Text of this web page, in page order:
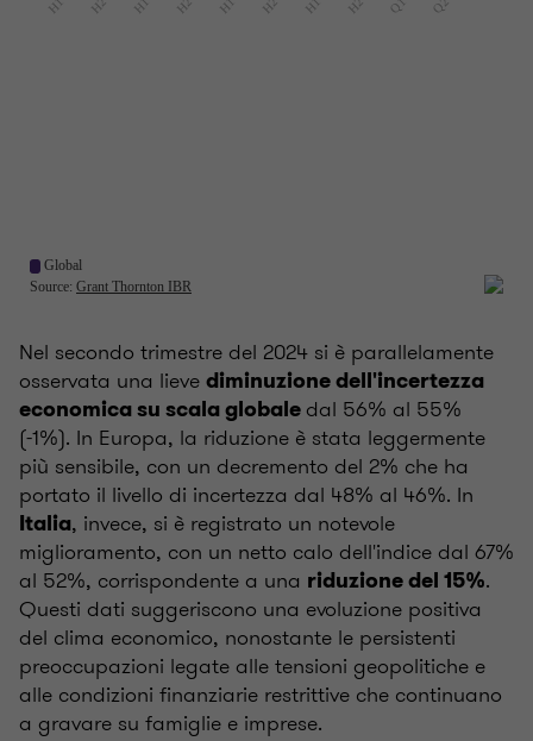
Nel secondo trimestre del 2024 si è parallelamente
osservata una lieve diminuzione dell'incertezza
economica su scala globale dal 56% al 55%
(-1%). In Europa, la riduzione è stata leggermente
più sensibile, con un decremento del 2% che ha
portato il livello di incertezza dal 48% al 46%. In
Italia, invece, si è registrato un notevole
miglioramento, con un netto calo dell'indice dal 67%
al 52%, corrispondente a una riduzione del 15%.
Questi dati suggeriscono una evoluzione positiva
del clima economico, nonostante le persistenti
preoccupazioni legate alle tensioni geopolitiche e
alle condizioni finanziarie restrittive che continuano
a gravare su famiglie e imprese.